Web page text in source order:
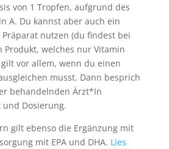
von 1 Tropfen, aufgrund des
A. Du kannst aber auch ein
nutzen (du findest bei
Produkt, welches nur Vitamin
gilt vor allem, wenn du einen
musst. Dann besprich
behandelnden Ärzt*In
und Dosierung.
gilt ebenso die Ergänzung mit
mit EPA und DHA. Lies